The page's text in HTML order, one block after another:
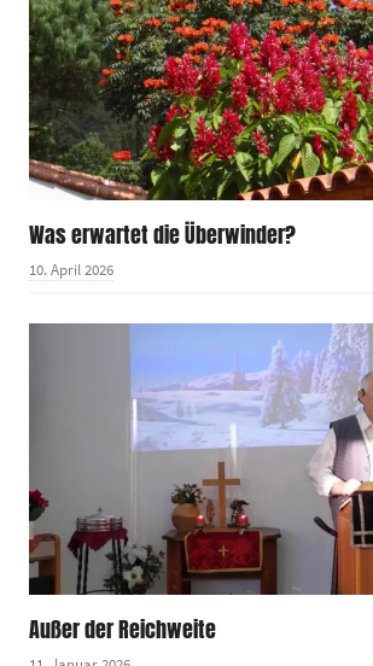
Was erwartet die Überwinder?
10. April 2026
Außer der Reichweite